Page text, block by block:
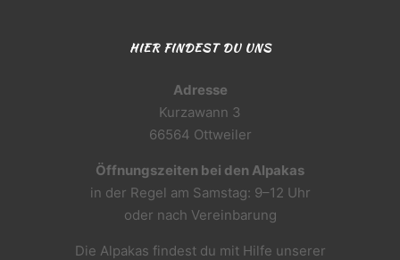
HIER FINDEST DU UNS
Adresse
Kurzawann 3
66564 Ottweiler
Öffnungszeiten bei den Alpakas
in der Regel am Samstag: 9–12 Uhr
oder nach Vereinbarung
Die Alpakas findest du mit Hilfe unserer